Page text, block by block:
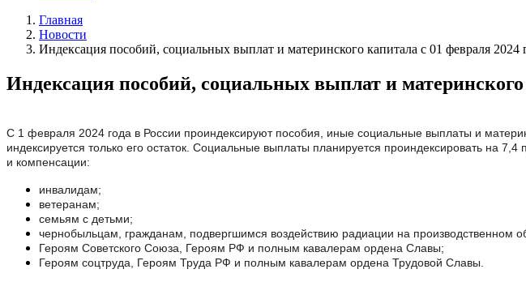
Главная
Новости
Индексация пособий, социальных выплат и материнского капитала с 01 февраля 2024
Индексация пособий, социальных выплат и материнского
С 1 февраля 2024 года в России проиндексируют пособия, иные социальные выплаты и
индексируется только его остаток. Социальные выплаты планируется проиндексировать на
и компенсации:
инвалидам;
ветеранам;
семьям с детьми;
чернобыльцам, гражданам, подвергшимся воздействию радиации на
Героям Советского Союза, Героям РФ и полным кавалерам ордена Славы;
Героям соцтруда, Героям Труда РФ и полным кавалерам ордена Трудовой Славы.